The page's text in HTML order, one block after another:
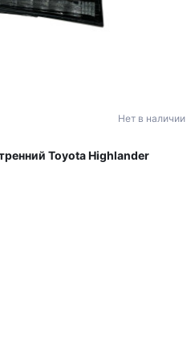
Нет в наличии
Toyota Highlander